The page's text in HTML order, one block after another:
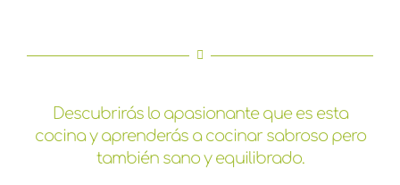
Descubrirás lo apasionante que es esta
cocina y aprenderás a cocinar sabroso pero
también sano y equilibrado.